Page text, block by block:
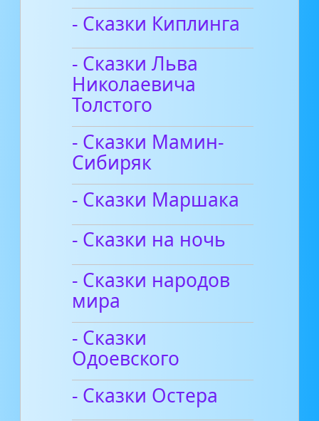
- Сказки Киплинга
- Сказки Льва
Николаевича
Толстого
- Сказки Мамин-
Сибиряк
- Сказки Маршака
- Сказки на ночь
- Сказки народов
мира
- Сказки
Одоевского
- Сказки Остера